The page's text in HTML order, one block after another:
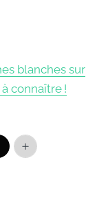
blanches sur
connaître !